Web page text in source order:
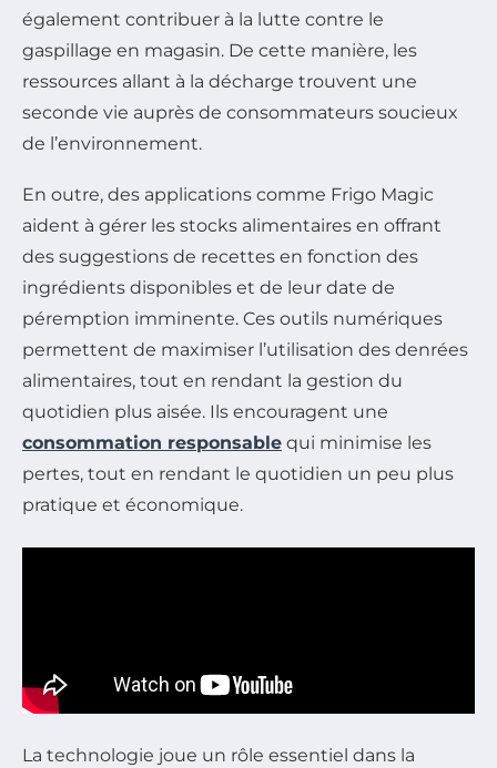
également contribuer à la lutte contre le
gaspillage en magasin. De cette manière, les
ressources allant à la décharge trouvent une
seconde vie auprès de consommateurs soucieux
de l’environnement.
En outre, des applications comme Frigo Magic
aident à gérer les stocks alimentaires en offrant
des suggestions de recettes en fonction des
ingrédients disponibles et de leur date de
péremption imminente. Ces outils numériques
permettent de maximiser l’utilisation des denrées
alimentaires, tout en rendant la gestion du
quotidien plus aisée. Ils encouragent une
consommation responsable qui minimise les
pertes, tout en rendant le quotidien un peu plus
pratique et économique.
La technologie joue un rôle essentiel dans la